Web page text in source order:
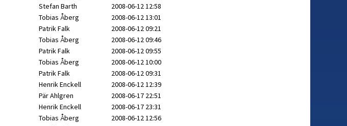
Stefan Barth
2008-06-12 12:58
Tobias Åberg
2008-06-12 13:01
Patrik Falk
2008-06-12 09:21
Tobias Åberg
2008-06-12 09:46
Patrik Falk
2008-06-12 09:55
Tobias Åberg
2008-06-12 10:00
Patrik Falk
2008-06-12 09:31
Henrik Enckell
2008-06-12 12:39
Pär Ahlgren
2008-06-17 22:51
Henrik Enckell
2008-06-17 23:31
Tobias Åberg
2008-06-12 12:56